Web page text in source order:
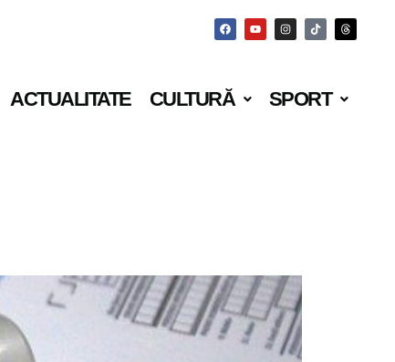
ACTUALITATE CULTURĂ SPORT